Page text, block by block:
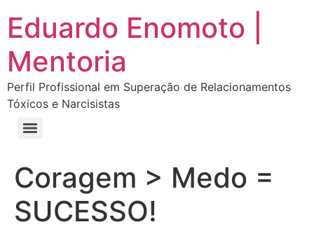
Eduardo Enomoto |
Mentoria
Perfil Profissional em Superação de Relacionamentos
Tóxicos e Narcisistas
Coragem > Medo =
SUCESSO!